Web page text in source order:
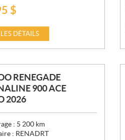
$
DÉTAILS
RENEGADE
900 ACE
2026
: 5 200 km
: RENADRT